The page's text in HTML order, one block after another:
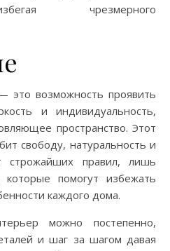
чрезмерного
это возможность проявить
и индивидуальность,
пространство. Этот
свободу, натуральность и
строжайших правил, лишь
помогут избежать
каждого дома.
можно постепенно,
и шаг за шагом давая